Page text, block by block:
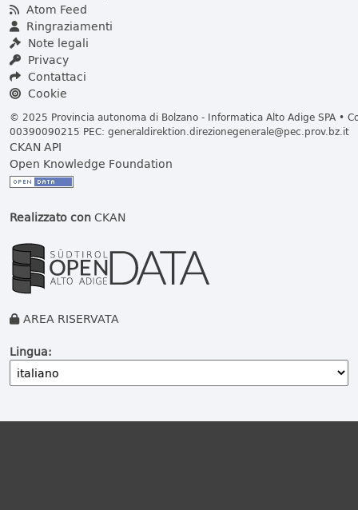
Atom Feed
Ringraziamenti
Note legali
Privacy
Contattaci
Cookie
© 2025 Provincia autonoma di Bolzano - Informatica Alto Adige SPA •
00390090215 PEC: generaldirektion.direzionegenerale@pec.prov.bz.it
CKAN API
Open Knowledge Foundation
Realizzato conCKAN
AREA RISERVATA
Lingua